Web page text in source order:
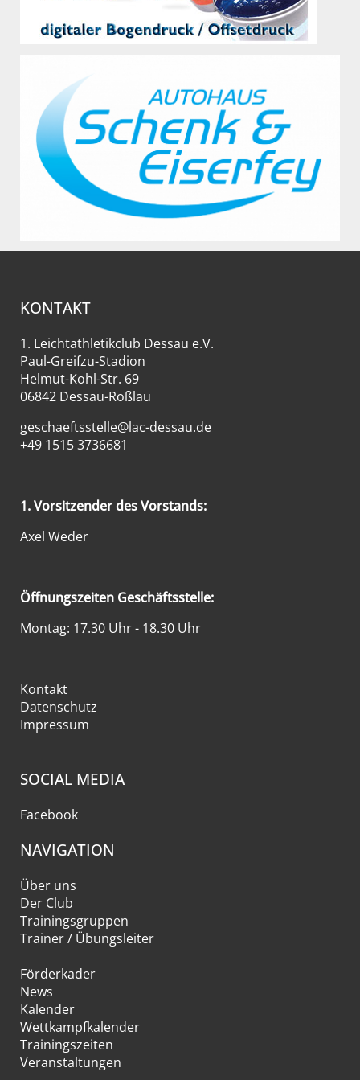
KONTAKT
1. Leichtathletikclub Dessau e.V.
Paul-Greifzu-Stadion
Helmut-Kohl-Str. 69
06842 Dessau-Roßlau
geschaeftsstelle@lac-dessau.de
+49 1515 3736681
1. Vorsitzender des Vorstands:
Axel Weder
Öffnungszeiten Geschäftsstelle:
Montag: 17.30 Uhr - 18.30 Uhr
Kontakt
Datenschutz
Impressum
SOCIAL MEDIA
Facebook
NAVIGATION
Über uns
Der Club
Trainingsgruppen
Trainer / Übungsleiter
Förderkader
News
Kalender
Wettkampfkalender
Trainingszeiten
Veranstaltungen